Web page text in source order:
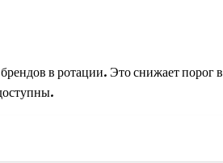
в ротации. Это снижает